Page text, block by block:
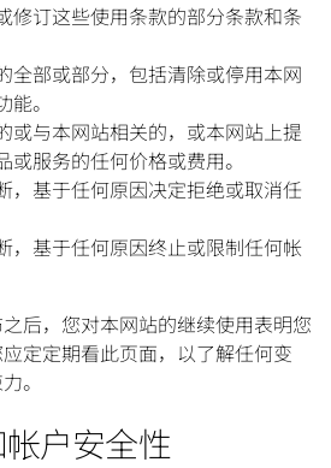
修订这些使用条款的部分条款和条
全部或部分，包括清除或停用本网
能。
或与本网站相关的，或本网站上提
或服务的任何价格或费用。
，基于任何原因决定拒绝或取消任
，基于任何原因终止或限制任何帐
后，您对本网站的继续使用表明您
定定期看此页面，以了解任何变
。
户安全性